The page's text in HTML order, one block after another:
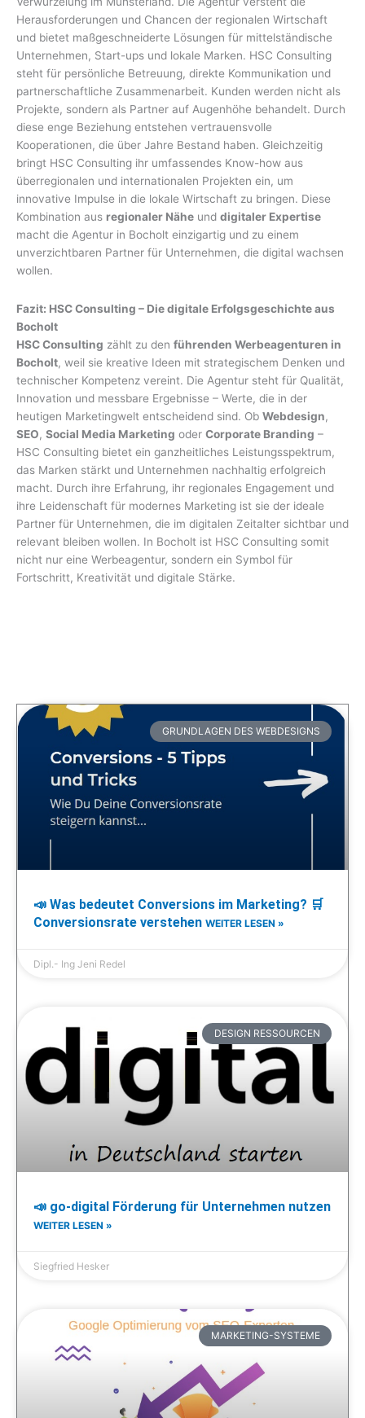
Herausforderungen und Chancen der regionalen Wirtschaft
und bietet maßgeschneiderte Lösungen für mittelständische
Unternehmen, Start-ups und lokale Marken. HSC Consulting
steht für persönliche Betreuung, direkte Kommunikation und
partnerschaftliche Zusammenarbeit. Kunden werden nicht als
Projekte, sondern als Partner auf Augenhöhe behandelt. Durch
diese enge Beziehung entstehen vertrauensvolle
Kooperationen, die über Jahre Bestand haben. Gleichzeitig
bringt HSC Consulting ihr umfassendes Know-how aus
überregionalen und internationalen Projekten ein, um
innovative Impulse in die lokale Wirtschaft zu bringen. Diese
Kombination aus regionaler Nähe und digitaler Expertise
macht die Agentur in Bocholt einzigartig und zu einem
unverzichtbaren Partner für Unternehmen, die digital wachsen
wollen.
Fazit: HSC Consulting – Die digitale Erfolgsgeschichte aus
Bocholt
HSC Consulting zählt zu den führenden Werbeagenturen in
Bocholt, weil sie kreative Ideen mit strategischem Denken und
technischer Kompetenz vereint. Die Agentur steht für Qualität,
Innovation und messbare Ergebnisse – Werte, die in der
heutigen Marketingwelt entscheidend sind. Ob Webdesign,
SEO, Social Media Marketing oder Corporate Branding –
HSC Consulting bietet ein ganzheitliches Leistungsspektrum,
das Marken stärkt und Unternehmen nachhaltig erfolgreich
macht. Durch ihre Erfahrung, ihr regionales Engagement und
ihre Leidenschaft für modernes Marketing ist sie der ideale
Partner für Unternehmen, die im digitalen Zeitalter sichtbar und
relevant bleiben wollen. In Bocholt ist HSC Consulting somit
nicht nur eine Werbeagentur, sondern ein Symbol für
Fortschritt, Kreativität und digitale Stärke.
GRUNDLAGEN DES WEBDESIGNS
📣 Was bedeutet Conversions im Marketing? 🛒
Conversionsrate verstehen WEITER LESEN »
Dipl.- Ing Jeni Redel
DESIGN RESSOURCEN
📣 go-digital Förderung für Unternehmen nutzen
WEITER LESEN »
Siegfried Hesker
MARKETING-SYSTEME